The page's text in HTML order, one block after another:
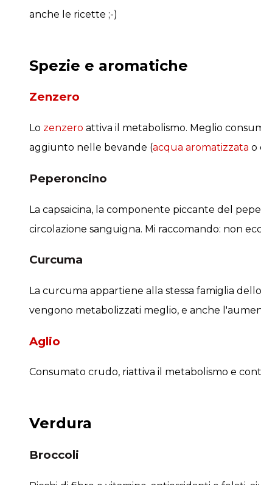
anche le ricette ;-)
Spezie e aromatiche
Zenzero
Lo zenzero attiva il metabolismo. Meglio
aggiunto nelle bevande (acqua aromatizzata o
Peperoncino
La capsaicina, la componente piccante del
circolazione sanguigna. Mi raccomando: non
Curcuma
La curcuma appartiene alla stessa famiglia
vengono metabolizzati meglio, e anche
Aglio
Consumato crudo, riattiva il metabolismo e
Verdura
Broccoli